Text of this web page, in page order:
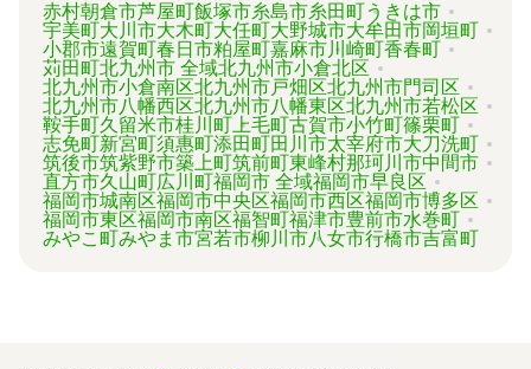
赤村朝倉市芦屋町飯塚市糸島市糸田町うきは市
宇美町大川市大木町大任町大野城市大牟田市岡垣町
小郡市遠賀町春日市粕屋町嘉麻市川崎町香春町
苅田町北九州市 全域北九州市小倉北区
北九州市小倉南区北九州市戸畑区北九州市門司区
北九州市八幡西区北九州市八幡東区北九州市若松区
鞍手町久留米市桂川町上毛町古賀市小竹町篠栗町
志免町新宮町須惠町添田町田川市太宰府市大刀洗町
筑後市筑紫野市築上町筑前町東峰村那珂川市中間市
直方市久山町広川町福岡市 全域福岡市早良区
福岡市城南区福岡市中央区福岡市西区福岡市博多区
福岡市東区福岡市南区福智町福津市豊前市水巻町
みやこ町みやま市宮若市柳川市八女市行橋市吉富町